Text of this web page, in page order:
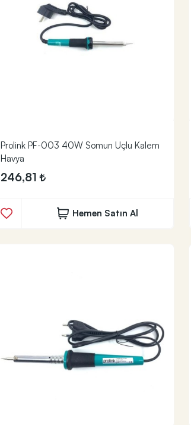
Prolink PF-003 40W Somun Uçlu Kalem
Havya
246,81
Hemen Satın Al